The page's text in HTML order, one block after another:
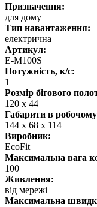
Призначення:
для дому
Тип навантаження:
електрична
Артикул:
E-M100S
Потужність, к/с:
1
Розмір бігового
120 х 44
Габарити в
144 х 68 х 114
Виробник:
EcoFit
Максимальна вага
100
Живлення:
від мережі
Максимальна